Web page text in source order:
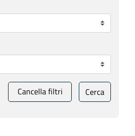
Cancella filtri Cerca